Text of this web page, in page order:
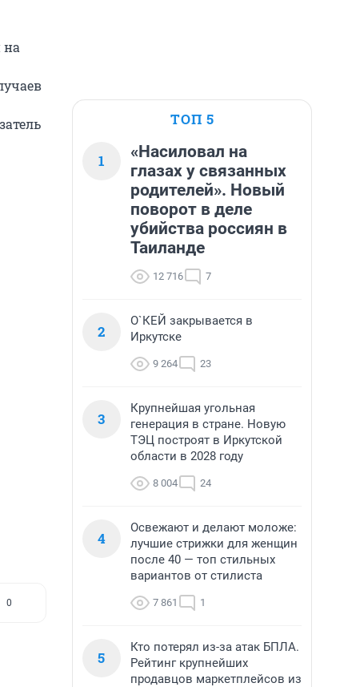
на
0
ТОП 5
1
«Насиловал на
глазах у связанных
родителей». Новый
поворот в деле
убийства россиян в
Таиланде
12 716 7
2
О`КЕЙ закрывается в
Иркутске
9 264 23
3
Крупнейшая угольная
генерация в стране. Новую
ТЭЦ построят в Иркутской
области в 2028 году
8 004 24
4
Освежают и делают моложе:
лучшие стрижки для женщин
после 40 — топ стильных
вариантов от стилиста
7 861 1
5
Кто потерял из-за атак БПЛА.
Рейтинг крупнейших
продавцов маркетплейсов из